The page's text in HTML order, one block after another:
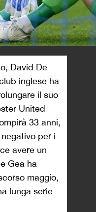
David De
inglese ha
il suo
United
33 anni,
per i
avere un
Gea ha
maggio,
lunga serie